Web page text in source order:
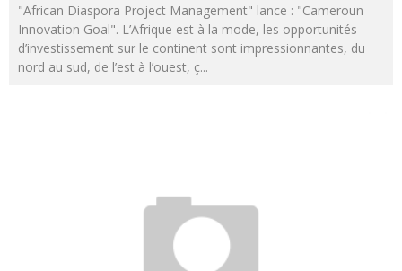
"African Diaspora Project Management" lance : "Cameroun
Innovation Goal". L’Afrique est à la mode, les opportunités
d’investissement sur le continent sont impressionnantes, du
nord au sud, de l’est à l’ouest, ç...